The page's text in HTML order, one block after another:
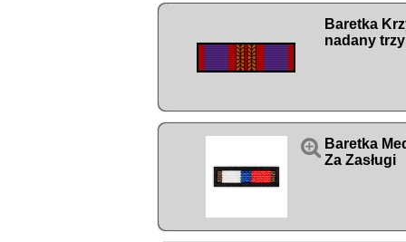
Baretka
nadany
 Baretka
Za Zasługi